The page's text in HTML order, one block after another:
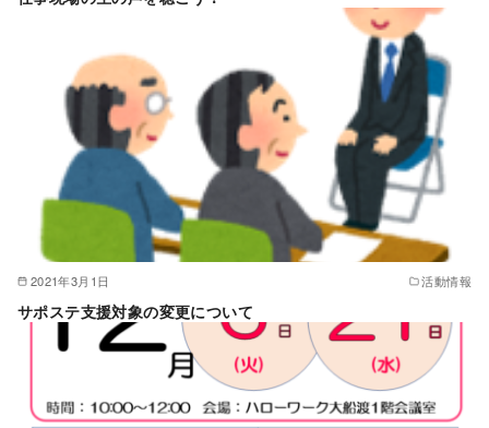
2021年3月1日 活動情報
サポステ支援対象の変更について